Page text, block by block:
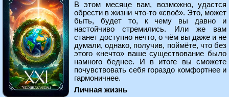
В этом месяце вам, возможно, удастся
обрести в жизни что-то «своё». Это, может
быть, будет то, к чему вы давно и
настойчиво стремились. Или же вам
станет доступно нечто, о чём вы даже и не
думали, однако, получив, поймёте, что без
этого «нечто» ваше существование было
намного беднее. И в итоге вы сможете
почувствовать себя гораздо комфортнее и
гармоничнее.
Личная жизнь